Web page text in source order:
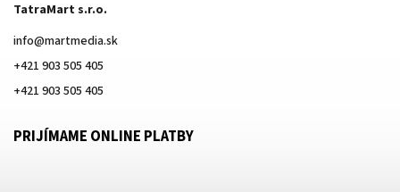
TatraMart s.r.o.
info@martmedia.sk
+421 903 505 405
+421 903 505 405
PRIJÍMAME ONLINE PLATBY